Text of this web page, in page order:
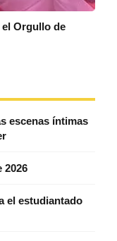
el Orgullo de
escenas íntimas
2026
el estudiantado